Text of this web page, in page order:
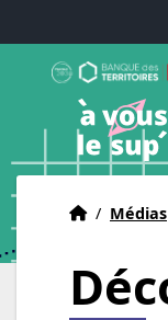
A Vous le Sup
Déclencheur
Accueil
Accueil
/ Médias